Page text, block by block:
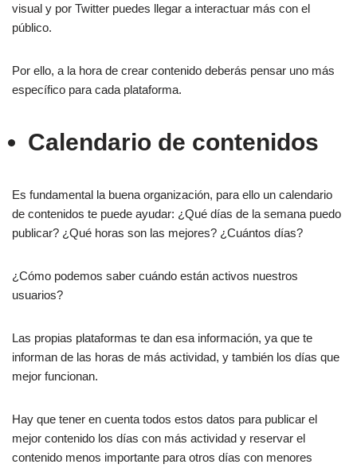
visual y por Twitter puedes llegar a interactuar más con el
público.
Por ello, a la hora de crear contenido deberás pensar uno más
específico para cada plataforma.
Calendario de contenidos
Es fundamental la buena organización, para ello un calendario
de contenidos te puede ayudar: ¿Qué días de la semana puedo
publicar? ¿Qué horas son las mejores? ¿Cuántos días?
¿Cómo podemos saber cuándo están activos nuestros
usuarios?
Las propias plataformas te dan esa información, ya que te
informan de las horas de más actividad, y también los días que
mejor funcionan.
Hay que tener en cuenta todos estos datos para publicar el
mejor contenido los días con más actividad y reservar el
contenido menos importante para otros días con menores